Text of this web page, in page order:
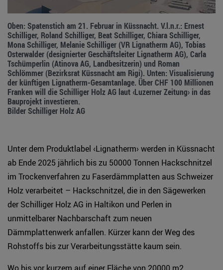
Oben: Spatenstich am 21. Februar in Küssnacht. V.l.n.r.: Ernest
Schilliger, Roland Schilliger, Beat Schilliger, Chiara Schilliger,
Mona Schilliger, Melanie Schilliger (VR Lignatherm AG), Tobias
Osterwalder (designierter Geschäftsleiter Lignatherm AG), Carla
Tschümperlin (Atinova AG, Landbesitzerin) und Roman
Schlömmer (Bezirksrat Küssnacht am Rigi). Unten: Visualisierung
der künftigen Lignatherm-Gesamtanlage. Über CHF 100 Millionen
Franken will die Schilliger Holz AG laut ‹Luzerner Zeitung› in das
Bauprojekt investieren.
Bilder Schilliger Holz AG
Unter dem Produktlabel ‹Lignatherm› werden in Küssnacht
ab Ende 2025 jährlich bis zu 50000 Tonnen Hackschnitzel
im Trockenverfahren zu Faserdämmplatten aus Schweizer
Holz verarbeitet – Hackschnitzel, die in den Sägewerken
der Schilliger Holz AG in Haltikon und Perlen in
unmittelbarer Nachbarschaft zum neuen
Dämmplattenwerk anfallen. Kürzer kann der Weg des
Rohstoffs bis zur Verarbeitungsstätte kaum sein.